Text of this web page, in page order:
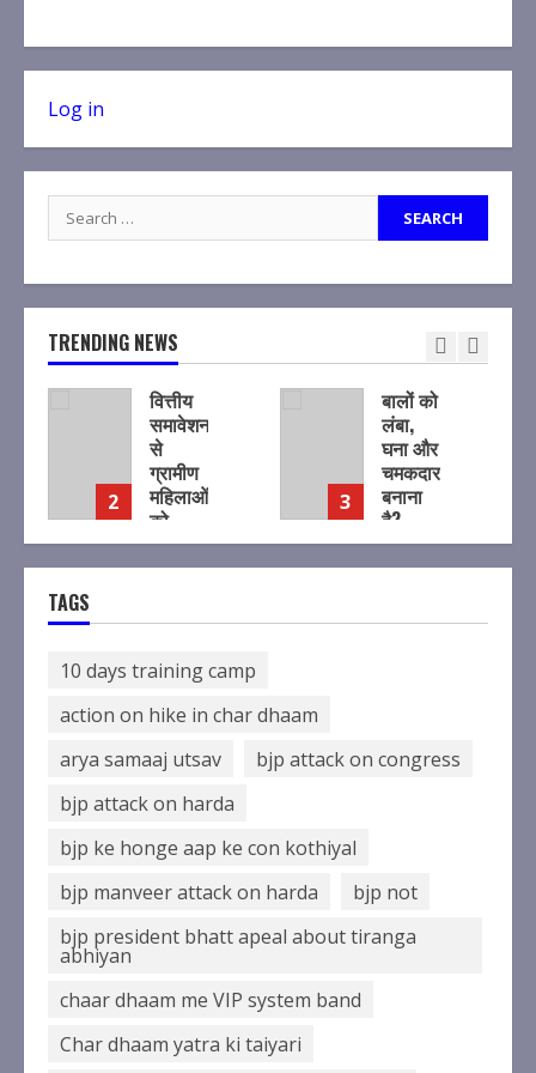
Log in
Search
for:
TRENDING NEWS
2
वित्तीय
समावेशन
से
ग्रामीण
महिलाओं
को
आर्थिक
रूप से
बनाने पर
August
7,
2026
3
बालों को
लंबा,
घना और
चमकदार
बनाना
है?
रोजाना
खाएं ये
तत्वों से
TAGS
10 days training camp
action on hike in char dhaam
arya samaaj utsav
bjp attack on congress
bjp attack on harda
bjp ke honge aap ke con kothiyal
bjp manveer attack on harda
bjp not
bjp president bhatt apeal about tiranga
abhiyan
chaar dhaam me VIP system band
Char dhaam yatra ki taiyari